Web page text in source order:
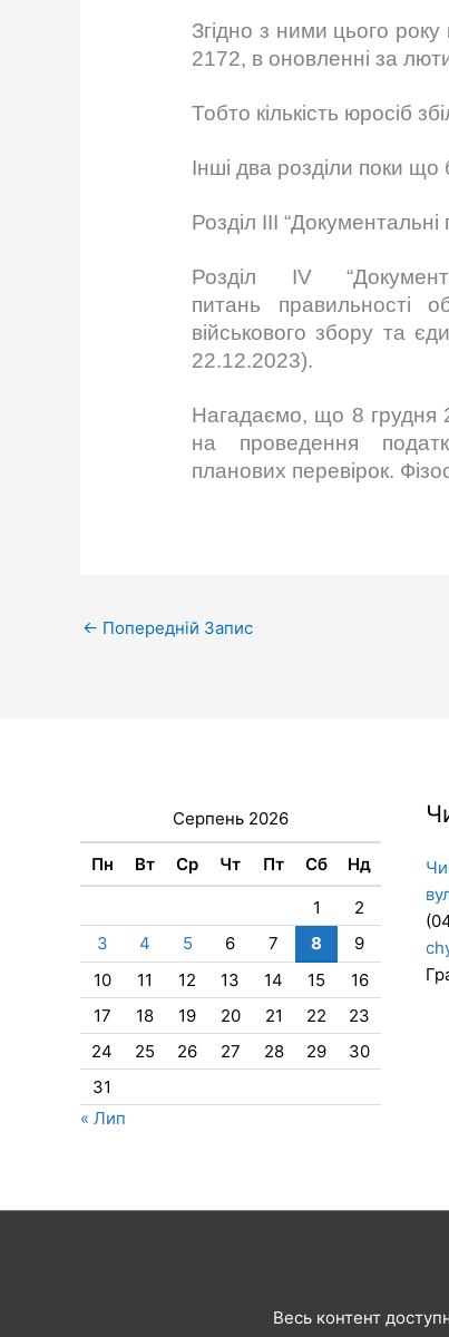
Згідно з ними цього року
2172, в оновленні за
Тобто кількість юросіб
Інші два розділи поки що
Розділ ІІІ
Розділ IV
питань правильності
військового збору та
22.12.2023).
Нагадаємо, що 8 грудня
на проведення
планових перевірок.
← Попередній Запис
Серпень 2026
Пн Вт Ср Чт Пт Сб Нд
1
2
3
4 5 6 7 8
9
10
11 12 13 14 15
16
17
18 19 20 21 22
23
24
25 26 27 28 29
30
31
« Лип
Весь контент